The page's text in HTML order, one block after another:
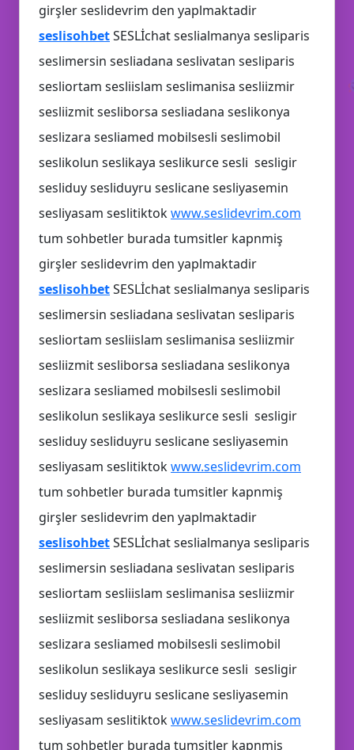
🤩
💭
📩
💻
📝
girşler seslidevrim den yaplmaktadir
seslisohbetSESLİchat seslialmanya sesliparis
seslimersin sesliadana seslivatan sesliparis
sesliortam sesliislam seslimanisa sesliizmir
sesliizmit sesliborsa sesliadana seslikonya
seslizara sesliamed mobilsesli seslimobil
seslikolun seslikaya seslikurce sesli sesligir
sesliduy sesliduyru seslicane sesliyasemin
sesliyasam seslitiktokwww.seslidevrim.com
tum sohbetler burada tumsitler kapnmiş
girşler seslidevrim den yaplmaktadir
seslisohbetSESLİchat seslialmanya sesliparis
seslimersin sesliadana seslivatan sesliparis
sesliortam sesliislam seslimanisa sesliizmir
sesliizmit sesliborsa sesliadana seslikonya
seslizara sesliamed mobilsesli seslimobil
seslikolun seslikaya seslikurce sesli sesligir
sesliduy sesliduyru seslicane sesliyasemin
sesliyasam seslitiktokwww.seslidevrim.com
tum sohbetler burada tumsitler kapnmiş
girşler seslidevrim den yaplmaktadir
seslisohbetSESLİchat seslialmanya sesliparis
seslimersin sesliadana seslivatan sesliparis
sesliortam sesliislam seslimanisa sesliizmir
sesliizmit sesliborsa sesliadana seslikonya
seslizara sesliamed mobilsesli seslimobil
seslikolun seslikaya seslikurce sesli sesligir
sesliduy sesliduyru seslicane sesliyasemin
sesliyasam seslitiktokwww.seslidevrim.com
tum sohbetler burada tumsitler kapnmiş